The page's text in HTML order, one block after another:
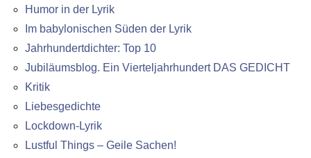
Humor in der Lyrik
Im babylonischen Süden der Lyrik
Jahrhundertdichter: Top 10
Jubiläumsblog. Ein Vierteljahrhundert DAS GEDICHT
Kritik
Liebesgedichte
Lockdown-Lyrik
Lustful Things – Geile Sachen!